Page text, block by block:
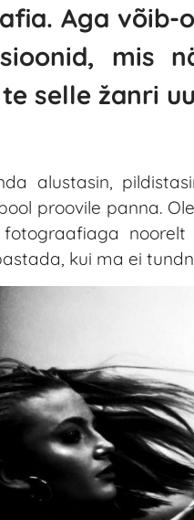
Aga võib-
mis
selle žanri
alustasin,
proovile panna.
kui ma ei